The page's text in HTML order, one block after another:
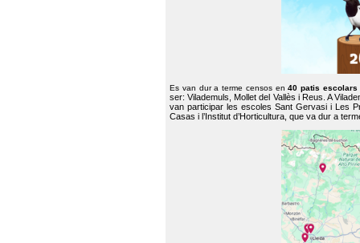
Es van dur a terme censos en40 patis escolars
ser: Vilademuls, Mollet del Vallès i Reus. A
van participar les escoles Sant Gervasi i Les
Casas i l’Institut d’Horticultura, que va dur a